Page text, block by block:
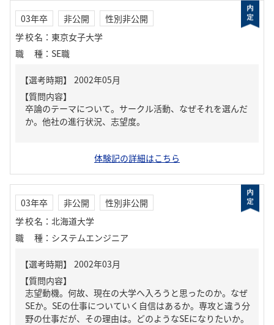
03年卒 非公開
性別非公開
学校名 ： 東京女子大学
職種 ： SE職
【質問内容】
卒論のテーマについて。サークル活動、なぜそれを選んだ
か。他社の進行状況、志望度。
体験記の詳細はこちら
03年卒 非公開
性別非公開
学校名 ： 北海道大学
職種 ： システムエンジニア
【質問内容】
志望動機。何故、現在の大学へ入ろうと思ったのか。なぜ
SEか。SEの仕事についていく自信はあるか。専攻と違う分
野の仕事だが、その理由は。どのようなSEになりたいか。